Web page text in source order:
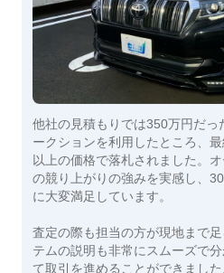
他社の見積もりでは350万円だっ
ークションを利用したところ、
以上の価格で落札されました。
の競り上がりの強みを実感し、
に大変満足しています。
査定の際も担当の方が現地まで
テムの説明も非常にスムーズで
て取引を進めることができまし